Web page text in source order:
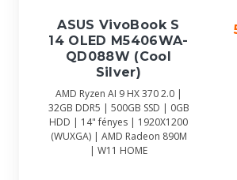
ASUS VivoBook S
14 OLED M5406WA-
QD088W (Cool
Silver)
AMD Ryzen AI 9 HX 370 2.0 |
32GB DDR5 | 500GB SSD | 0GB
HDD | 14" fényes | 1920X1200
(WUXGA) | AMD Radeon 890M
| W11 HOME